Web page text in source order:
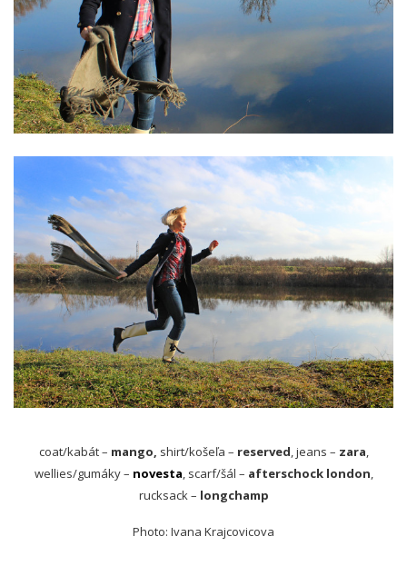
coat/kabát – mango, shirt/košeľa – reserved, jeans – zara,
wellies/gumáky – novesta, scarf/šál – afterschock london,
rucksack – longchamp
Photo: Ivana Krajcovicova